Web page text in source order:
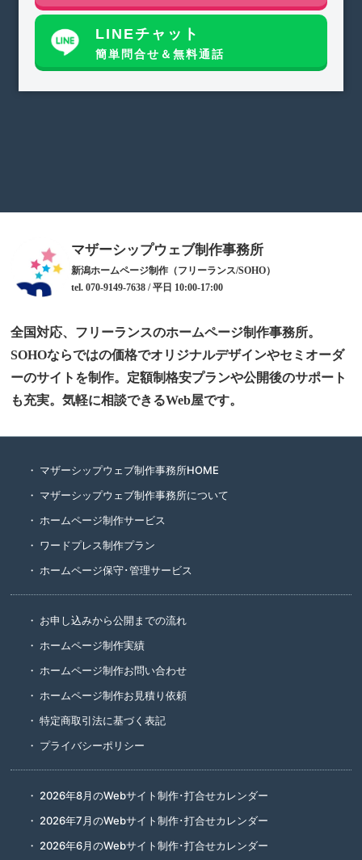
LINEチャット
簡単問合せ＆無料通話
マザーシップウェブ制作事務所
新潟ホームページ制作（フリーランス/SOHO）
tel. 070-9149-7638 / 平日 10:00-17:00
全国対応、フリーランスのホームページ制作事務所。
SOHOならではの価格でオリジナルデザインやセミオーダ
ーのサイトを制作。定額制格安プランや公開後のサポート
も充実。気軽に相談できるWeb屋です。
マザーシップウェブ制作事務所HOME
マザーシップウェブ制作事務所について
ホームページ制作サービス
ワードプレス制作プラン
ホームページ保守･管理サービス
お申し込みから公開までの流れ
ホームページ制作実績
ホームページ制作お問い合わせ
ホームページ制作お見積り依頼
特定商取引法に基づく表記
プライバシーポリシー
2026年8月のWebサイト制作･打合せカレンダー
2026年7月のWebサイト制作･打合せカレンダー
2026年6月のWebサイト制作･打合せカレンダー